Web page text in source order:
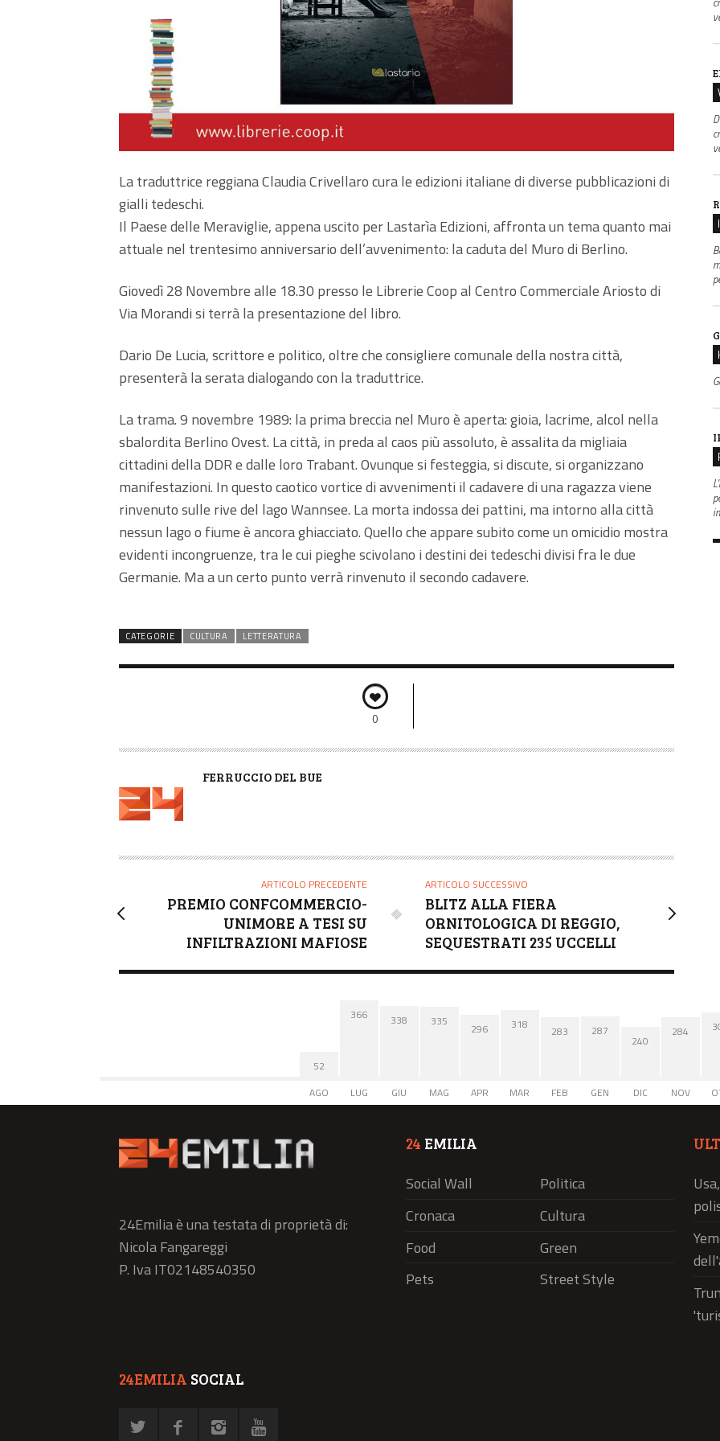
La traduttrice reggiana Claudia Crivellaro cura le edizioni italiane di diverse pubblicazioni di
gialli tedeschi.
Il Paese delle Meraviglie, appena uscito per Lastarìa Edizioni, affronta un tema quanto mai
attuale nel trentesimo anniversario dell’avvenimento: la caduta del Muro di Berlino.
Giovedì 28 Novembre alle 18.30 presso le Librerie Coop al Centro Commerciale Ariosto di
Via Morandi si terrà la presentazione del libro.
Dario De Lucia, scrittore e politico, oltre che consigliere comunale della nostra città,
presenterà la serata dialogando con la traduttrice.
La trama. 9 novembre 1989: la prima breccia nel Muro è aperta: gioia, lacrime, alcol nella
sbalordita Berlino Ovest. La città, in preda al caos più assoluto, è assalita da migliaia
cittadini della DDR e dalle loro Trabant. Ovunque si festeggia, si discute, si organizzano
manifestazioni. In questo caotico vortice di avvenimenti il cadavere di una ragazza viene
rinvenuto sulle rive del lago Wannsee. La morta indossa dei pattini, ma intorno alla città
nessun lago o fiume è ancora ghiacciato. Quello che appare subito come un omicidio mostra
evidenti incongruenze, tra le cui pieghe scivolano i destini dei tedeschi divisi fra le due
Germanie. Ma a un certo punto verrà rinvenuto il secondo cadavere.
CATEGORIE CULTURA LETTERATURA
0
A
R
FERRUCCIO DEL BUE
ARTICOLO PRECEDENTE
PREMIO CONFCOMMERCIO-
UNIMORE A TESI SU
INFILTRAZIONI MAFIOSE
ARTICOLO SUCCESSIVO
BLITZ ALLA FIERA
ORNITOLOGICA DI REGGIO,
SEQUESTRATI 235 UCCELLI
52
AGO
366
LUG
338
GIU
335
MAG
296
APR
318
MAR
283
FEB
287
GEN
240
DIC
284
NOV
24Emilia è una testata di proprietà di:
Nicola Fangareggi
P. Iva IT02148540350
24 EMILIA
Social Wall
Politica
Cronaca
Cultura
Food
Green
Pets
Street Style
24EMILIA SOCIAL